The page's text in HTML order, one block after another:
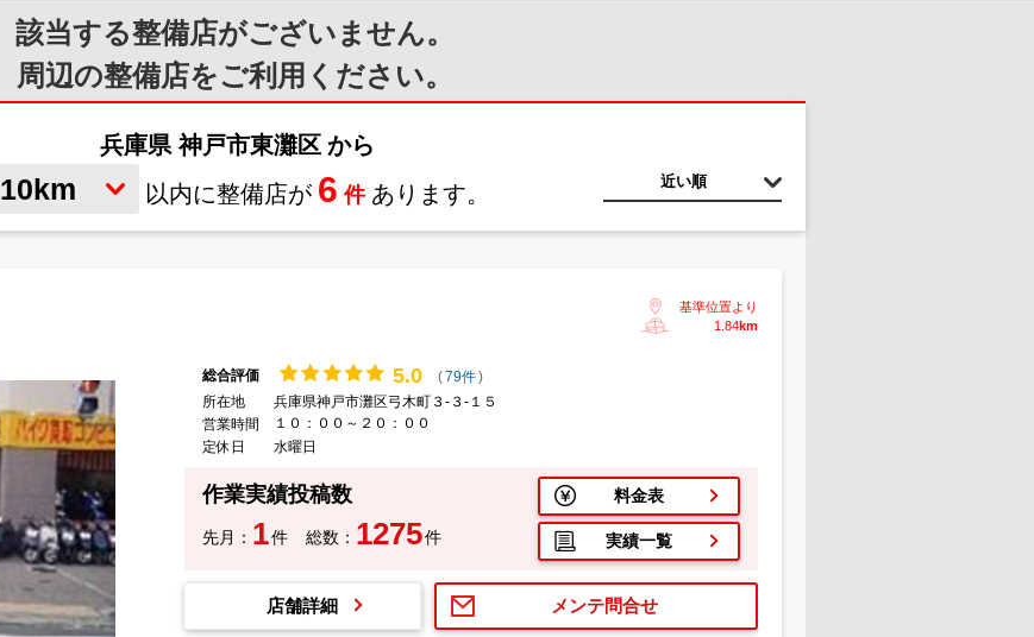
該当する整備店がございません。
周辺の整備店をご利用ください。
兵庫県 神戸市東灘区 から
10km 以内に整備店が 6 件 あります。 近い順
基準位置より
1.84km
総合評価 5.0 (79件)
所在地
兵庫県神戸市灘区弓木町３-３-１５
営業時間
１０：００～２０：００
定休日
水曜日
作業実績投稿数
先月： 1件 総数： 1275件
料金表
実績一覧
メンテ問合せ
店舗詳細